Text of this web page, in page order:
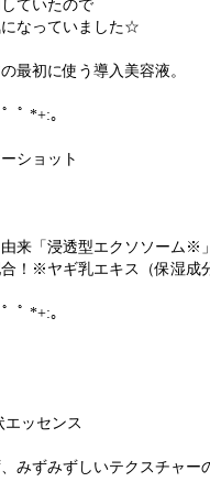
ていたので
なっていました☆
最初に使う導入美容液。
ﾟ *+:｡
ショット
来「浸透型エクソソーム※」
！※ヤギ乳エキス（保湿成
ﾟ *+:｡
ッセンス
みずみずしいテクスチャー